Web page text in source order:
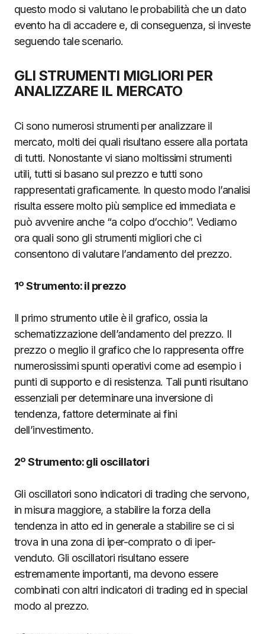
questo modo si valutano le probabilità che un dato
evento ha di accadere e, di conseguenza, si investe
seguendo tale scenario.
GLI STRUMENTI MIGLIORI PER
ANALIZZARE IL MERCATO
Ci sono numerosi strumenti per analizzare il
mercato, molti dei quali risultano essere alla portata
di tutti. Nonostante vi siano moltissimi strumenti
utili, tutti si basano sul prezzo e tutti sono
rappresentati graficamente. In questo modo l’analisi
risulta essere molto più semplice ed immediata e
può avvenire anche “a colpo d’occhio”. Vediamo
ora quali sono gli strumenti migliori che ci
consentono di valutare l’andamento del prezzo.
1º Strumento: il prezzo
Il primo strumento utile è il grafico, ossia la
schematizzazione dell’andamento del prezzo. Il
prezzo o meglio il grafico che lo rappresenta offre
numerosissimi spunti operativi come ad esempio i
punti di supporto e di resistenza. Tali punti risultano
essenziali per determinare una inversione di
tendenza, fattore determinate ai fini
dell’investimento.
2º Strumento: gli oscillatori
Gli oscillatori sono indicatori di trading che servono,
in misura maggiore, a stabilire la forza della
tendenza in atto ed in generale a stabilire se ci si
trova in una zona di iper-comprato o di iper-
venduto. Gli oscillatori risultano essere
estremamente importanti, ma devono essere
combinati con altri indicatori di trading ed in special
modo al prezzo.